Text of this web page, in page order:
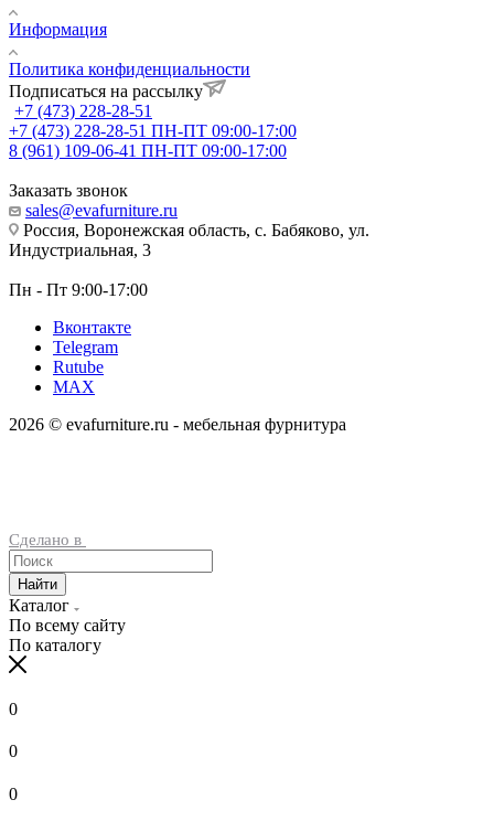
Информация
Политика конфиденциальности
Подписаться на рассылку
+7 (473) 228-28-51
+7 (473) 228-28-51 ПН-ПТ 09:00-17:00
8 (961) 109-06-41 ПН-ПТ 09:00-17:00
Заказать звонок
sales@evafurniture.ru
Россия, Воронежская область, с. Бабяково, ул.
Индустриальная, 3
Пн - Пт 9:00-17:00
Вконтакте
Telegram
Rutube
MAX
2026 © evafurniture.ru - мебельная фурнитура
Сделано в
Найти
Каталог
По всему сайту
По каталогу
0
0
0